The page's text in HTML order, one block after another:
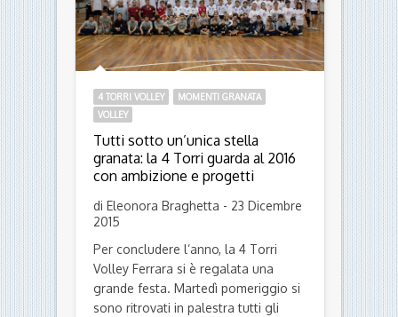
4 TORRI VOLLEY
MOMENTI GRANATA
VOLLEY
Tutti sotto un’unica stella
granata: la 4 Torri guarda al 2016
con ambizione e progetti
di Eleonora Braghetta - 23 Dicembre
2015
Per concludere l’anno, la 4 Torri
Volley Ferrara si è regalata una
grande festa. Martedì pomeriggio si
sono ritrovati in palestra tutti gli